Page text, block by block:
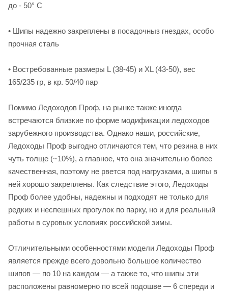
до - 50° С
• Шипы надежно закреплены в посадочныз гнездах, особо
прочная сталь
• Востребованные размеры L (38-45) и XL (43-50), вес
165/235 гр, в кр. 50/40 пар
Помимо Ледоходов Проф, на рынке также иногда
встречаются близкие по форме модификации ледоходов
зарубежного производства. Однако наши, российские,
Ледоходы Проф выгодно отличаются тем, что резина в них
чуть толще (~10%), а главное, что она значительно более
качественная, поэтому не рвется под нагрузками, а шипы в
ней хорошо закреплены. Как следствие этого, Ледоходы
Проф более удобны, надежны и подходят не только для
редких и неспешных прогулок по парку, но и для реальный
работы в суровых условиях российской зимы.
Отличительными особенностями модели Ледоходы Проф
является прежде всего довольно большое количество
шипов — по 10 на каждом — а также то, что шипы эти
расположены равномерно по всей подошве — 6 спереди и